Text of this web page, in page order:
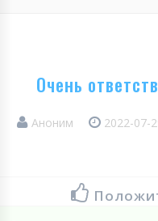
Очень
Аноним 2022-07-